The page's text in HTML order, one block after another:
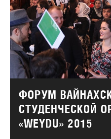
ФОРУМ
СТУДЕНЧЕСКОЙ
«WEYDU» 2015